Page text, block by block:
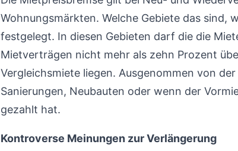
Wohnungsmärkten. Welche Gebiete das sind,
festgelegt. In diesen Gebieten darf die die
Mietverträgen nicht mehr als zehn Prozent
Vergleichsmiete liegen. Ausgenommen von
Sanierungen, Neubauten oder wenn der
gezahlt hat.
Kontroverse Meinungen zur Verlängerung